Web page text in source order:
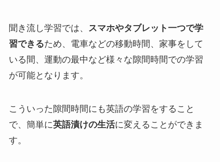
聞き流し学習では、
スマホやタブレット一つで学
習できるため、電車などの移動時間、家事をして
いる間、運動の最中など様々な隙間時間での学習
が可能となります。
こういった隙間時間にも英語の学習をすること
で、簡単に英語漬けの生活に変えることができま
す。